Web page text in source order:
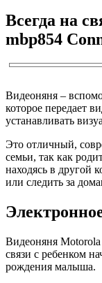
Всегда на
mbp854
Видеоняня –
которое передает
устанавливать
Это отличный,
семьи, так как
находясь в другой
или следить за
Видеоняня
связи с ребенком
рождения малыша.